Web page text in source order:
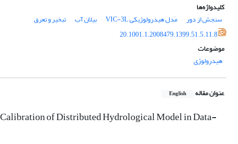
کلیدواژه‌ها
سنجش از دور
مدل هیدرولوژیکی VIC-3L بیلان آب
تبخیر و تعرق
20.1001.1.2008479.1399.51.5.11.8
موضوعات
هیدرولوژی
عنوان مقاله English
of Distributed Hydrological Model in Data-